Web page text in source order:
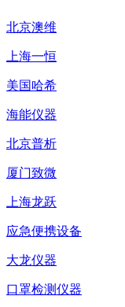
北京澳维
上海一恒
美国哈希
海能仪器
北京普析
厦门致微
上海龙跃
应急便携设备
大龙仪器
口罩检测仪器